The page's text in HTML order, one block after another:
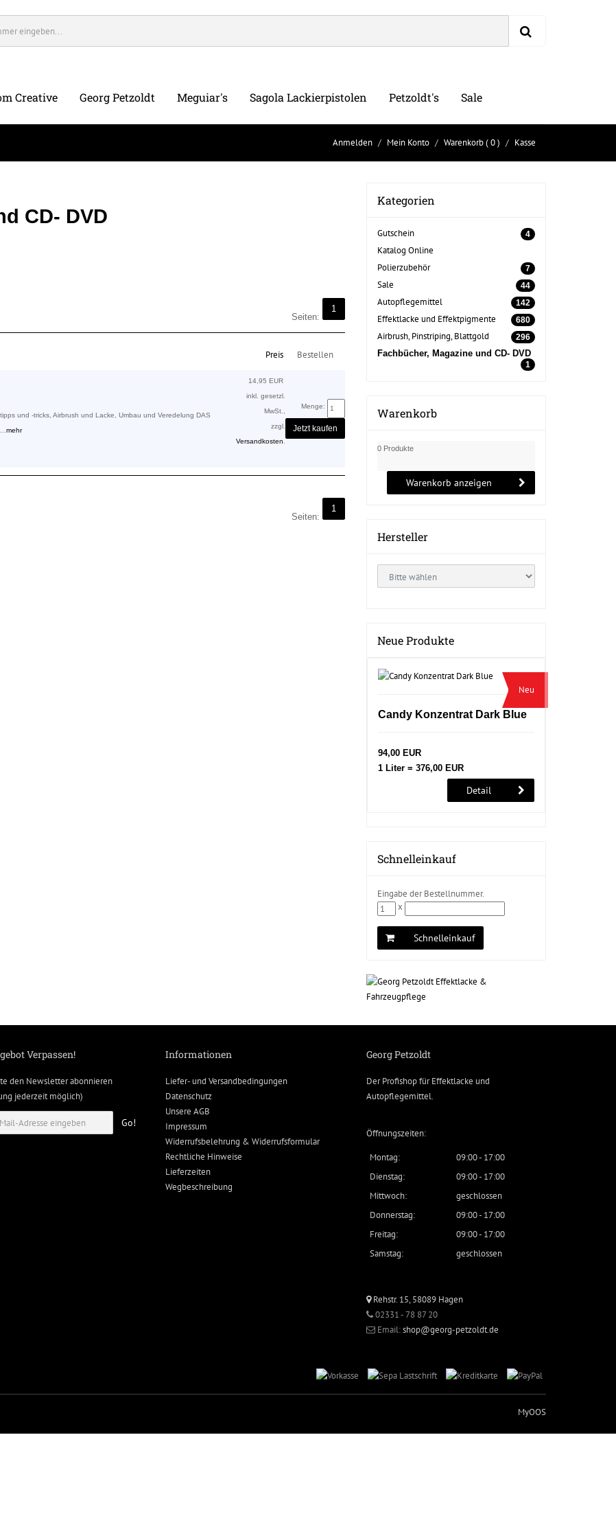
Creative Georg Petzoldt Meguiar's Sagola Lackierpistolen Petzoldt's Sale
Anmelden Mein Konto Warenkorb( 0 ) Kasse
CD- DVD
Seiten:
1
Preis Bestellen
und -tricks, Airbrush und Lacke, Umbau und Veredelung DAS
mehr
14,95 EUR
inkl. gesetzl.
MwSt.,
zzgl.
Versandkosten
Menge:
Jetzt kaufen
Seiten:
1
Kategorien
Gutschein 4
Katalog Online
Polierzubehör
7
Sale 44
Autopflegemittel 142
Effektlacke und Effektpigmente 680
Airbrush, Pinstriping, Blattgold 296
Fachbücher, Magazine und CD- DVD
1
Warenkorb
0 Produkte
Warenkorb anzeigen
Hersteller
Neue Produkte
Neu
Candy Konzentrat Dark Blue
94,00 EUR
1 Liter = 376,00 EUR
Detail
Schnelleinkauf
Eingabe der Bestellnummer.
x
Schnelleinkauf
Verpassen!
den Newsletter abonnieren
jederzeit möglich)
Go!
Informationen
Liefer- und Versandbedingungen
Datenschutz
Unsere AGB
Impressum
Widerrufsbelehrung & Widerrufsformular
Rechtliche Hinweise
Lieferzeiten
Wegbeschreibung
Georg Petzoldt
Der Profishop fürEffektlacke und
Autopflegemittel.
Öffnungszeiten:
Montag:
09:00 - 17:00
Dienstag:
09:00 - 17:00
Mittwoch:
geschlossen
Donnerstag:
09:00 - 17:00
Freitag:
09:00 - 17:00
Samstag:
geschlossen
Rehstr. 15, 58089 Hagen
02331 - 78 87 20
Email:shop@georg-petzoldt.de
MyOOS